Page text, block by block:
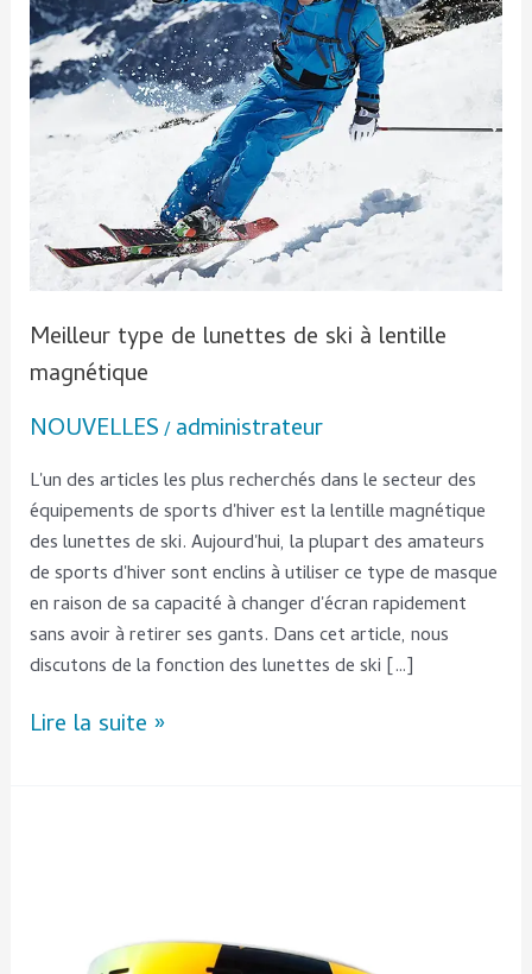
Meilleur type de lunettes de ski à lentille
magnétique
NOUVELLES/administrateur
L'un des articles les plus recherchés dans le secteur des
équipements de sports d'hiver est la lentille magnétique
des lunettes de ski. Aujourd'hui, la plupart des amateurs
de sports d'hiver sont enclins à utiliser ce type de masque
en raison de sa capacité à changer d'écran rapidement
sans avoir à retirer ses gants. Dans cet article, nous
discutons de la fonction des lunettes de ski […]
à
lentille
magnétique
Lire la suite »
lunettes